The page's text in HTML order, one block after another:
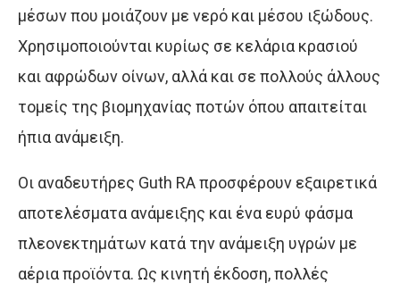
μέσων που μοιάζουν με νερό και μέσου ιξώδους.
Χρησιμοποιούνται κυρίως σε κελάρια κρασιού
και αφρώδων οίνων, αλλά και σε πολλούς άλλους
τομείς της βιομηχανίας ποτών όπου απαιτείται
ήπια ανάμειξη.
Οι αναδευτήρες Guth RA προσφέρουν εξαιρετικά
αποτελέσματα ανάμειξης και ένα ευρύ φάσμα
πλεονεκτημάτων κατά την ανάμειξη υγρών με
αέρια προϊόντα. Ως κινητή έκδοση, πολλές